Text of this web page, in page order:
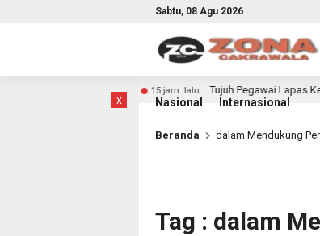
Sabtu, 08 Agu 2026
Nasional Internasional
x
15 jam lalu Tujuh Pegawai Lapas Kelas
Beranda dalam Mendukung
Tag : dalam